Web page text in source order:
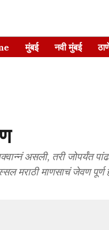
मुंबई नवी मुंबई
असली, तरी जोपर्यंत
मराठी माणसाचं जेवण पूर्ण